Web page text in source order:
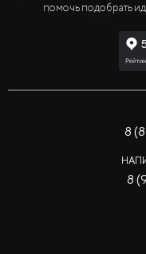
помочь подобрать
8
8